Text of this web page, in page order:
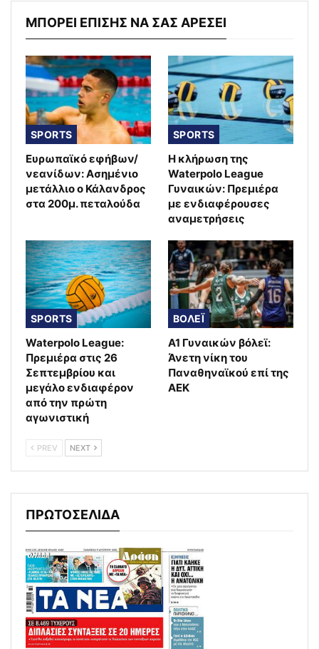
ΜΠΟΡΕΙ ΕΠΙΣΗΣ ΝΑ ΣΑΣ ΑΡΕΣΕΙ
SPORTS
Ευρωπαϊκό εφήβων/
νεανίδων: Ασημένιο
μετάλλιο ο Κάλανδρος
στα 200μ. πεταλούδα
SPORTS
Η κλήρωση της
Waterpolo League
Γυναικών: Πρεμιέρα
με ενδιαφέρουσες
αναμετρήσεις
SPORTS
Waterpolo League:
Πρεμιέρα στις 26
Σεπτεμβρίου και
μεγάλο ενδιαφέρον
από την πρώτη
αγωνιστική
ΒΟΛΕΪ
Α1 Γυναικών βόλεϊ:
Άνετη νίκη του
Παναθηναϊκού επί της
ΑΕΚ
PREV NEXT
ΠΡΩΤΟΣΕΛΙΔΑ